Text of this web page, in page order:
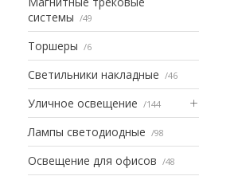
системы
49
Торшеры 6
Светильники накладные 46
Уличное освещение 144
Лампы светодиодные 98
Освещение для офисов 48